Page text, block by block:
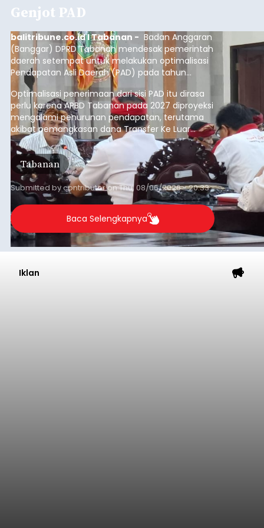
Genjot PAD
balitribune.co.id I Tabanan - Badan Anggaran
(Banggar) DPRD Tabanan mendesak pemerintah
daerah setempat untuk melakukan optimalisasi
Pendapatan Asli Daerah (PAD) pada tahun
anggaran 2027.
Optimalisasi penerimaan dari sisi PAD itu dirasa
perlu karena APBD Tabanan pada 2027 diproyeksi
mengalami penurunan pendapatan, terutama
akibat pemangkasan dana Transfer Ke Luar
Daerah (TKD) dari pemerintah pusat.
Tabanan
Submitted bycontributoronThu, 08/06/2026 - 20:33
Baca Selengkapnya
Iklan